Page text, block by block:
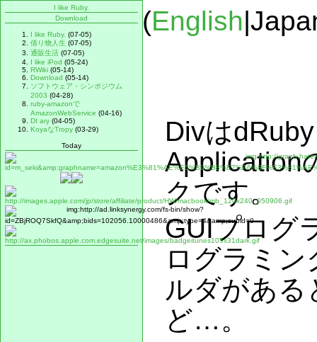
I like Ruby.
Download
I like Ruby. (07-05)
借り物人生 (07-05)
通販生活 (07-05)
I like iPod (05-24)
RWiki (05-14)
Download (05-14)
ソフトウェア・シンポジウム
2003 (04-28)
ruby-amazonで
AmazonWebService (04-16)
DI ary (04-05)
KoyaなTropy (03-29)
Today
(English
Divは
Application
クです。
GUIプログ
ログラミ
ルダがある
ど…。